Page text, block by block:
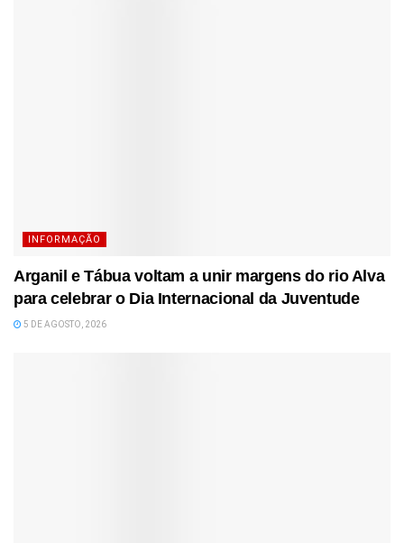
INFORMAÇÃO
Arganil e Tábua voltam a unir margens do rio Alva
para celebrar o Dia Internacional da Juventude
5 DE AGOSTO, 2026